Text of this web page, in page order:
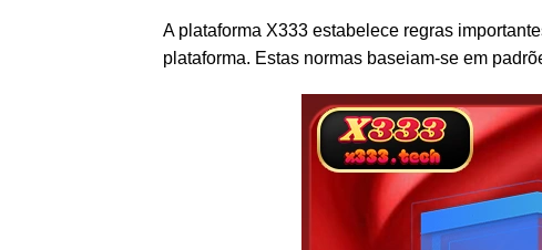
A plataforma X333 estabelece regras
plataforma. Estas normas baseiam-se em